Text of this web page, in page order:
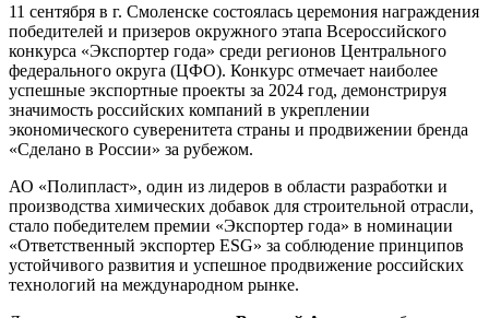
11 сентября в г. Смоленске состоялась церемония награждения
победителей и призеров окружного этапа Всероссийского
конкурса «Экспортер года» среди регионов Центрального
федерального округа (ЦФО). Конкурс отмечает наиболее
успешные экспортные проекты за 2024 год, демонстрируя
значимость российских компаний в укреплении
экономического суверенитета страны и продвижении бренда
«Сделано в России» за рубежом.
АО «Полипласт», один из лидеров в области разработки и
производства химических добавок для строительной отрасли,
стало победителем премии «Экспортер года» в номинации
«Ответственный экспортер ESG» за соблюдение принципов
устойчивого развития и успешное продвижение российских
технологий на международном рынке.